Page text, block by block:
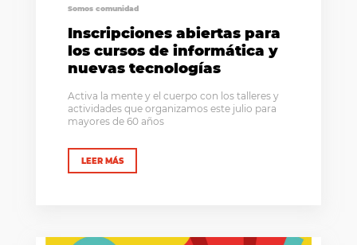
Somos comunidad
Inscripciones abiertas para
los cursos de informática y
nuevas tecnologías
Activa la mente y el cuerpo con los talleres y
actividades que organizamos este julio para
mayores de 60 años
LEER MÁS